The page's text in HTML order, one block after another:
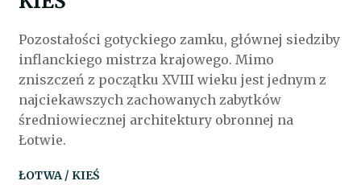
Pozostałości gotyckiego zamku, głównej siedziby
inflanckiego mistrza krajowego. Mimo
zniszczeń z początku XVIII wieku jest jednym z
najciekawszych zachowanych zabytków
średniowiecznej architektury obronnej na
Łotwie.
ŁOTWA / KIEŚ